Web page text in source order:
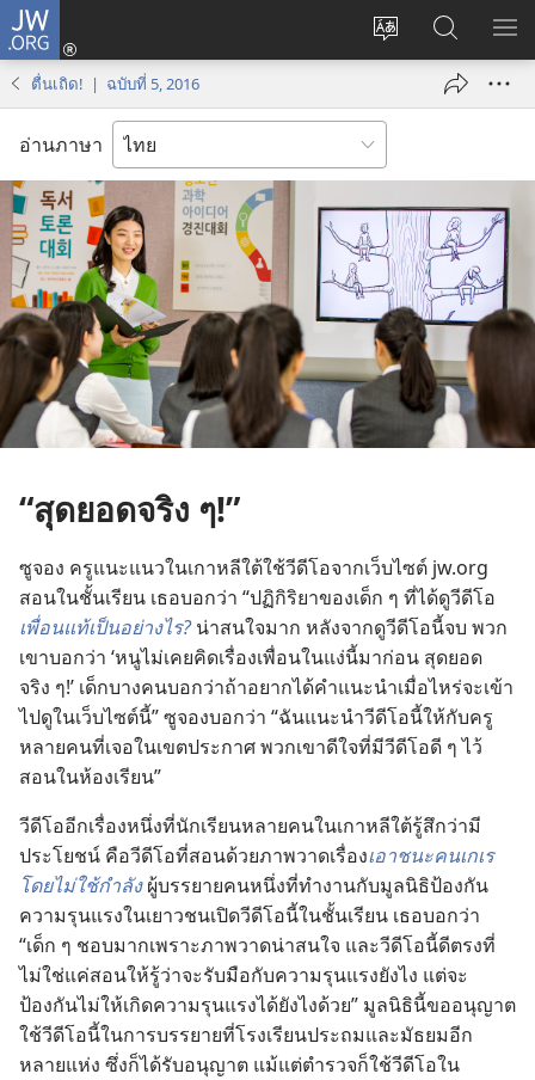
JW.ORG
เปลี่ยน
เข้า
(เปิด
ใหม่)
ค้นหา
ใน
JW.ORG
แส
ตื่นเถิด! | ฉบับที่ 5, 2016
อ่านภาษา
“สุด​ยอด​จริง ๆ!”
ซูจอง ครู​แนะ​แนว​ใน​เกาหลี​ใต้​ใช้​วีดีโอ​จาก​เว็บไซต์ jw.org
สอน​ใน​ชั้น​เรียน เธอ​บอก​ว่า “ปฏิกิริยา​ของ​เด็ก ๆ ที่​ได้​ดู​วีดีโอ​
เพื่อน​แท้​เป็น​อย่าง​ไร?น่า​สนใจ​มาก หลัง​จาก​ดู​วีดีโอ​นี้​จบ พวก​
เขา​บอก​ว่า ‘หนู​ไม่​เคย​คิด​เรื่อง​เพื่อน​ใน​แง่​นี้​มา​ก่อน สุด​ยอด​
จริง ๆ!’ เด็ก​บาง​คน​บอก​ว่า​ถ้า​อยาก​ได้​คำ​แนะ​นำ​เมื่อไหร่​จะ​เข้า​
ไป​ดู​ใน​เว็บไซต์​นี้” ซูจอง​บอก​ว่า “ฉัน​แนะ​นำ​วีดีโอ​นี้​ให้​กับ​ครู​
หลาย​คน​ที่​เจอ​ใน​เขต​ประกาศ พวก​เขา​ดีใจ​ที่​มี​วีดีโอ​ดี ๆ ไว้​
สอน​ใน​ห้อง​เรียน”
วีดีโอ​อีก​เรื่อง​หนึ่ง​ที่​นัก​เรียน​หลาย​คน​ใน​เกาหลี​ใต้​รู้สึก​ว่า​มี​
ประโยชน์ คือ​วีดีโอ​ที่​สอน​ด้วย​ภาพ​วาด​เรื่อง​เอา​ชนะ​คน​เกเร​
โดย​ไม่​ใช้​กำลังผู้​บรรยาย​คน​หนึ่ง​ที่​ทำ​งาน​กับ​มูลนิธิ​ป้องกัน​
ความ​รุนแรง​ใน​เยาวชน​เปิด​วีดีโอ​นี้​ใน​ชั้น​เรียน เธอ​บอก​ว่า
“เด็ก ๆ ชอบ​มาก​เพราะ​ภาพ​วาด​น่า​สนใจ และ​วีดีโอ​นี้​ดี​ตรง​ที่​
ไม่​ใช่​แค่​สอน​ให้​รู้​ว่า​จะ​รับมือ​กับ​ความ​รุนแรง​ยัง​ไง แต่​จะ​
ป้องกัน​ไม่​ให้​เกิด​ความ​รุนแรง​ได้​ยัง​ไง​ด้วย” มูลนิธิ​นี้​ขอ​อนุญาต​
ใช้​วีดีโอ​นี้​ใน​การ​บรรยาย​ที่​โรง​เรียน​ประถม​และ​มัธยม​อีก​
หลาย​แห่ง ซึ่ง​ก็​ได้​รับ​อนุญาต แม้​แต่​ตำรวจ​ก็​ใช้​วีดีโอ​ใน